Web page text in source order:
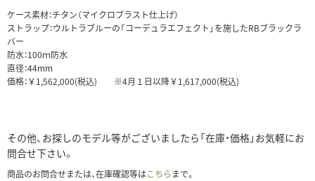
ケース素材：チタン（マイクロブラスト仕上げ）
ストラップ：ウルトラブルーの「コーデュラエフェクト」を施したRBブラックラ
バー
防水：100ｍ防水
直径：44mm
価格：￥1,562,000(税込) ※4月１日以降￥1,617,000(税込)
その他、お探しのモデル等がございましたら「在庫・価格」お気軽にお
問合せ下さい。
商品のお問合せまたは、在庫確認等はこちら まで。